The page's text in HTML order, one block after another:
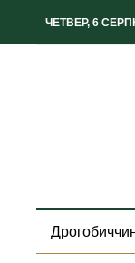
ЧЕТВЕР, 6